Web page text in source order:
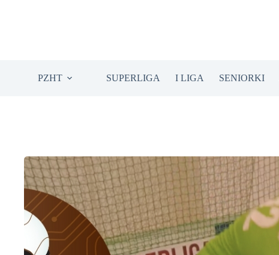
PZHT SUPERLIGA I LIGA SENIORKI